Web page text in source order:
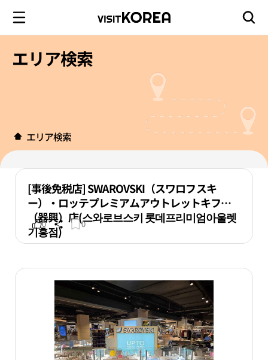
エリア検索
エリア検索
[事後免税店] SWAROVSKI（スワロフスキ
ー）・ロッテプレミアムアウトレットキフン
（器興）店(스와로브스키 롯데프리미엄아울렛
기흥점)
0 0